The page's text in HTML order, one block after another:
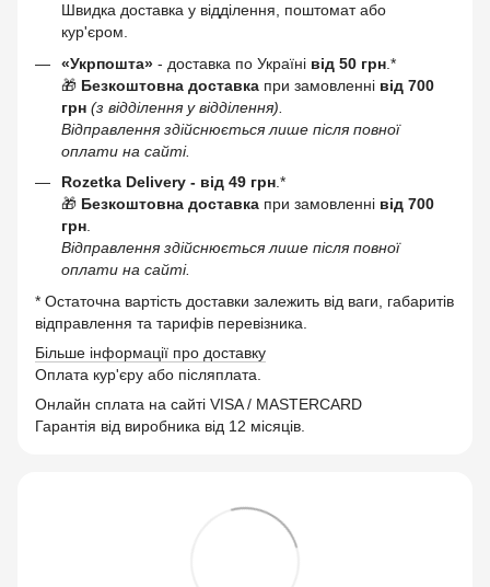
Швидка доставка у відділення, поштомат або
кур'єром.
«Укрпошта» - доставка по Україні від 50 грн .*
🎁 Безкоштовна доставка при замовленні від 700
грн (з відділення у відділення).
Відправлення здійснюється лише після повної
оплати на сайті.
Rozetka Delivery - від 49 грн .*
🎁 Безкоштовна доставка при замовленні від 700
грн
Відправлення здійснюється лише після повної
оплати на сайті.
* Остаточна вартість доставки залежить від ваги, габаритів
відправлення та тарифів перевізника.
Більше інформації про доставку
Оплата кур'єру або післяплата.
Онлайн сплата на сайті VISA / MASTERCARD
Гарантія від виробника від 12 місяців.